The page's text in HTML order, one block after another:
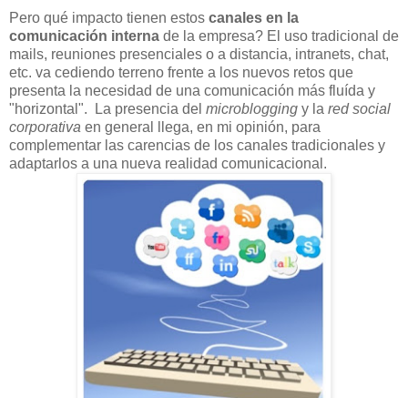
Pero qué impacto tienen estos canales en la
comunicación interna de la empresa? El uso tradicional de
mails, reuniones presenciales o a distancia, intranets, chat,
etc. va cediendo terreno frente a los nuevos retos que
presenta la necesidad de una comunicación más fluída y
"horizontal". La presencia del microblogging y la red social
corporativa en general llega, en mi opinión, para
complementar las carencias de los canales tradicionales y
adaptarlos a una nueva realidad comunicacional.